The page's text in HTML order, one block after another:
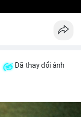
Đã thay đổi ảnh